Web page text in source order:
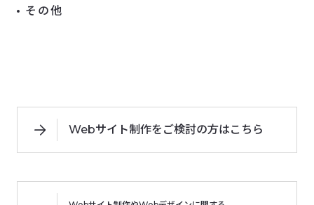
その他
Webサイト制作をご検討の方はこちら